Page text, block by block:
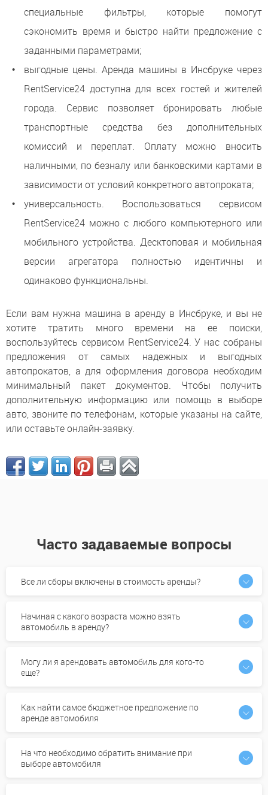
специальные фильтры, которые помогут
сэкономить время и быстро найти предложение с
заданными параметрами;
выгодные цены. Аренда машины в Инсбруке через
RentService24 доступна для всех гостей и жителей
города. Сервис позволяет бронировать любые
транспортные средства без дополнительных
комиссий и переплат. Оплату можно вносить
наличными, по безналу или банковскими картами в
зависимости от условий конкретного автопроката;
универсальность. Воспользоваться сервисом
RentService24 можно с любого компьютерного или
мобильного устройства. Десктоповая и мобильная
версии агрегатора полностью идентичны и
одинаково функциональны.
Если вам нужна машина в аренду в Инсбруке, и вы не
хотите тратить много времени на ее поиски,
воспользуйтесь сервисом RentService24. У нас собраны
предложения от самых надежных и выгодных
автопрокатов, а для оформления договора необходим
минимальный пакет документов. Чтобы получить
дополнительную информацию или помощь в выборе
авто, звоните по телефонам, которые указаны на сайте,
или оставьте онлайн-заявку.
Часто задаваемые вопросы
Все ли сборы включены в стоимость аренды?
Начиная с какого возраста можно взять
автомобиль в аренду?
Могу ли я арендовать автомобиль для кого-то
еще?
Как найти самое бюджетное предложение по
аренде автомобиля
На что необходимо обратить внимание при
выборе автомобиля